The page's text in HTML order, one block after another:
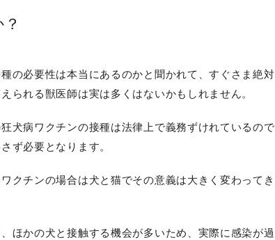
の必要性は本当にあるのかと聞かれて、すぐさま絶対
られる獣医師は実は多くはないかもしれません。
犬病ワクチンの接種は法律上で義務ずけれているので
ず必要となります。
クチンの場合は犬と猫でその意義は大きく変わってき
ほかの犬と接触する機会が多いため、実際に感染が過